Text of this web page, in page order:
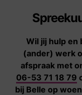
Wil jij hulp en
(ander) werk
afspraak met
06-53 71 18 79
bij Belle op